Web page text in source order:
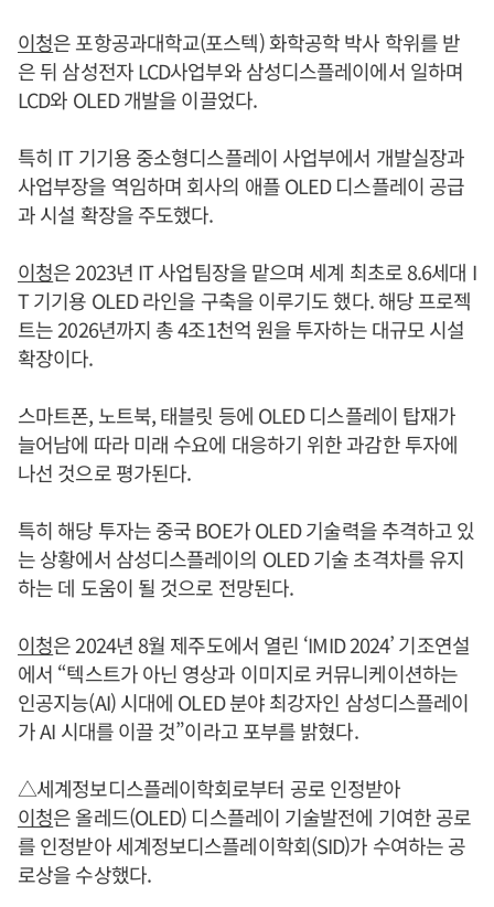
이청은 포항공과대학교(포스텍) 화학공학 박사 학위를 받
은 뒤 삼성전자 LCD사업부와 삼성디스플레이에서 일하며
LCD와 OLED 개발을 이끌었다.
특히 IT 기기용 중소형디스플레이 사업부에서 개발실장과
사업부장을 역임하며 회사의 애플 OLED 디스플레이 공급
과 시설 확장을 주도했다.
이청은 2023년 IT 사업팀장을 맡으며 세계 최초로 8.6세대 I
T 기기용 OLED 라인을 구축을 이루기도 했다. 해당 프로젝
트는 2026년까지 총 4조1천억 원을 투자하는 대규모 시설
확장이다.
스마트폰, 노트북, 태블릿 등에 OLED 디스플레이 탑재가
늘어남에 따라 미래 수요에 대응하기 위한 과감한 투자에
나선 것으로 평가된다.
특히 해당 투자는 중국 BOE가 OLED 기술력을 추격하고 있
는 상황에서 삼성디스플레이의 OLED 기술 초격차를 유지
하는 데 도움이 될 것으로 전망된다.
이청은 2024년 8월 제주도에서 열린 ‘IMID 2024’ 기조연설
에서 “텍스트가 아닌 영상과 이미지로 커뮤니케이션하는
인공지능(AI) 시대에 OLED 분야 최강자인 삼성디스플레이
가 AI 시대를 이끌 것”이라고 포부를 밝혔다.
△세계정보디스플레이학회로부터 공로 인정받아
이청은 올레드(OLED) 디스플레이 기술발전에 기여한 공로
를 인정받아 세계정보디스플레이학회(SID)가 수여하는 공
로상을 수상했다.